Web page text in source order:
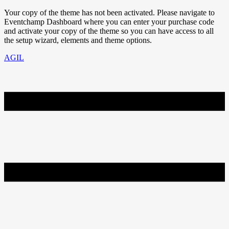
Your copy of the theme has not been activated. Please navigate to
Eventchamp Dashboard where you can enter your purchase code
and activate your copy of the theme so you can have access to all
the setup wizard, elements and theme options.
AGIL